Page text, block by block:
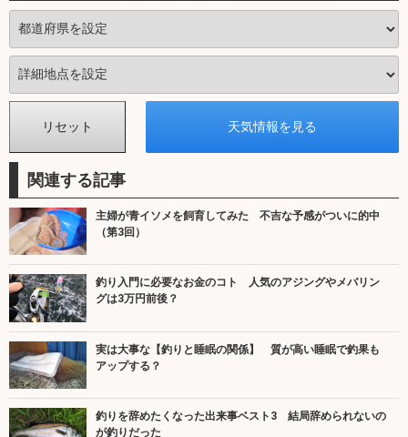
関連する記事
主婦が青イソメを飼育してみた 不吉な予感がついに的中
（第3回）
釣り入門に必要なお金のコト 人気のアジングやメバリン
グは3万円前後？
実は大事な【釣りと睡眠の関係】 質が高い睡眠で釣果も
アップする？
釣りを辞めたくなった出来事ベスト3 結局辞められないの
が釣りだった